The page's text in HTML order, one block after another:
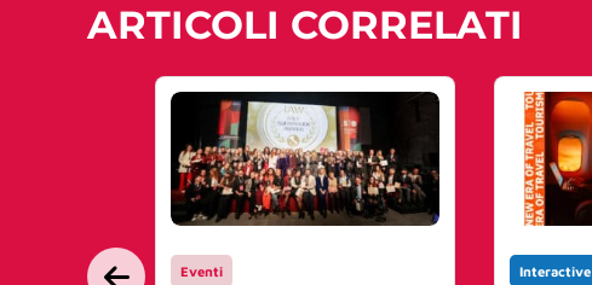
ARTICOLI CORRELATI
Eventi Interactive